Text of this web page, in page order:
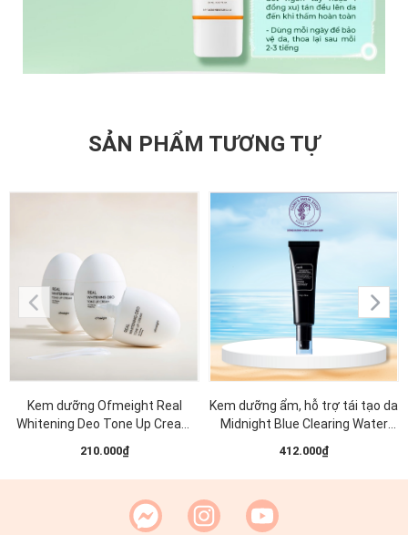
SẢN PHẨM TƯƠNG TỰ
Kem dưỡng Ofmeight Real
Whitening Deo Tone Up Cream
210.000₫
Kem dưỡng ẩm, hỗ trợ tái tạo da
Midnight Blue Clearing Water
412.000₫